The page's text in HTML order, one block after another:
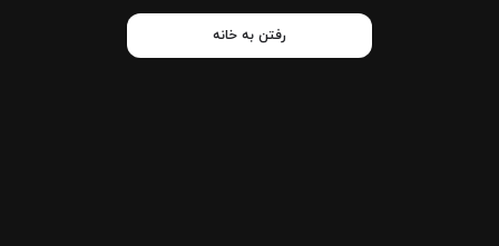
رفتن به خانه